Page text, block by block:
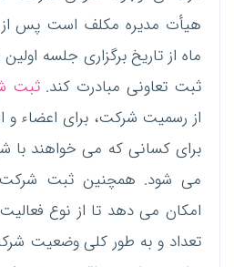
هیأت مدیره مکلف است پس از
ماه از تاریخ برگزاری جلسه
ثبت تعاونی مبادرت کند.ثبت
از رسمیت شرکت، برای اعضاء
برای کسانی که می خواهند با
می شود. همچنین ثبت شرکت
امکان می دهد تا از نوع
تعداد و به طور کلی وضعیت